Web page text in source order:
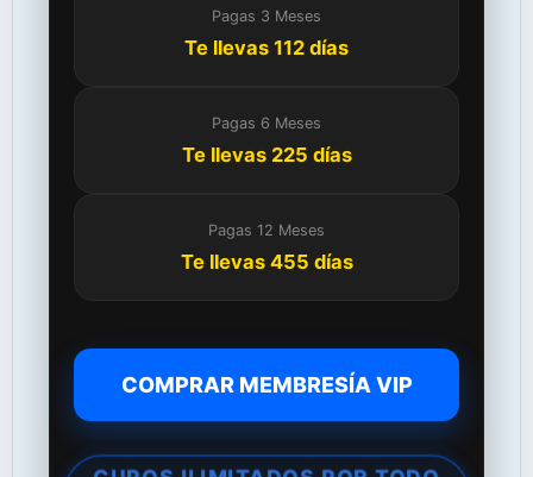
Pagas 3 Meses
Te llevas 112 días
Pagas 6 Meses
Te llevas 225 días
Pagas 12 Meses
Te llevas 455 días
COMPRAR MEMBRESÍA VIP